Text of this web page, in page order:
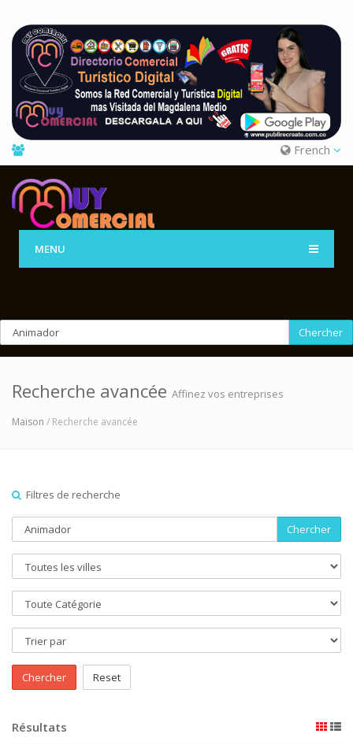
French
MENU
Chercher
Recherche avancée Affinez vos entreprises
Maison / Recherche avancée
Filtres de recherche
Chercher
Chercher Reset
Résultats